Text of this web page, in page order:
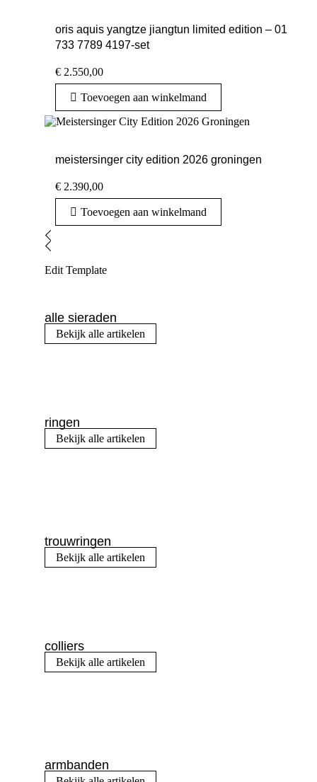
oris aquis yangtze jiangtun limited edition – 01
733 7789 4197-set
€ 2.550,00
Toevoegen aan winkelmand
meistersinger city edition 2026 groningen
€ 2.390,00
Toevoegen aan winkelmand
Edit Template
alle sieraden
Bekijk alle artikelen
ringen
Bekijk alle artikelen
trouwringen
Bekijk alle artikelen
colliers
Bekijk alle artikelen
armbanden